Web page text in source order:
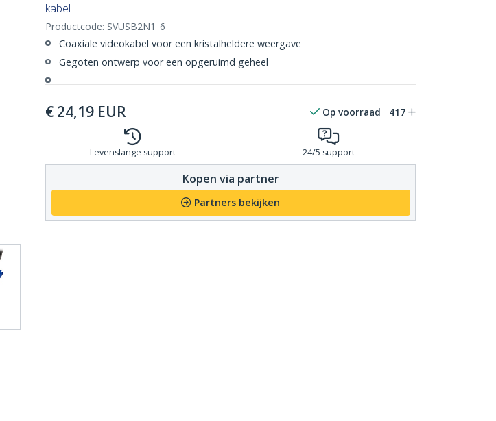
kabel
Productcode: SVUSB2N1_6
Coaxiale videokabel voor een kristalheldere weergave
Gegoten ontwerp voor een opgeruimd geheel
€ 24,19 EUR Op voorraad 417
Levenslange support 24/5 support
Kopen via partner
Partners bekijken